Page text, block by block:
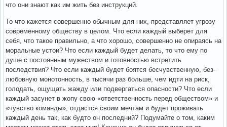
что они знают как им жить без инструкций.
То что кажется совершенно обычным для них, представляет угрозу
современному обществу в целом. Что если каждый выберет для
себя, что такое правильно, а что хорошо, совершенно не опираясь на
моральные устои? Что если каждый будет делать, то что ему по
душе с постоянным мужеством и готовностью встретить
последствия? Что если каждый будет боятся бесчувственную, без-
любовную монотонность, в тысячи раз больше, чем идти на риск,
голодать, ощущать жажду или подвергаться опасности? Что если
каждый засунет в жопу свою «ответственность перед обществом» и
«чувство команды», отдастся своим мечтам и будет проживать
каждый день так, как будто он последний? Подумайте о том, каким